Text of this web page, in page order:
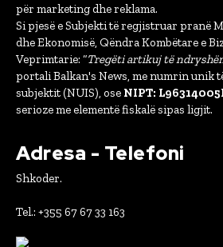
për marketing dhe reklama.
Si pjesë e Subjekti të regjistruar pranë
dhe Ekonomisë, Qëndra Kombëtare e
Veprimtarie: “Tregëti artikuj të
portali Balkan's News, me numrin unik
subjektit (NUIS), ose NIPT:
serioze me elementë fiskalë sipas ligjit.
Adresa - Telefoni
Shkoder.
Tel.: +355 67 67 33 163